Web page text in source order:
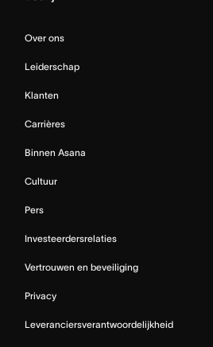
Over ons
Leiderschap
Klanten
Carrières
Binnen Asana
Cultuur
Pers
Investeerdersrelaties
Vertrouwen en beveiliging
Privacy
Leveranciersverantwoordelijkheid